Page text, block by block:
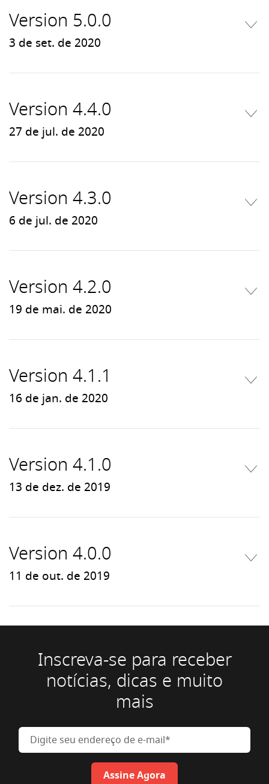
Version 5.0.0
3 de set. de 2020
Version 4.4.0
27 de jul. de 2020
Version 4.3.0
6 de jul. de 2020
Version 4.2.0
19 de mai. de 2020
Version 4.1.1
16 de jan. de 2020
Version 4.1.0
13 de dez. de 2019
Version 4.0.0
11 de out. de 2019
Inscreva-se para receber
notícias, dicas e muito
mais
Digite seu endereço de e-mail
Assine Agora